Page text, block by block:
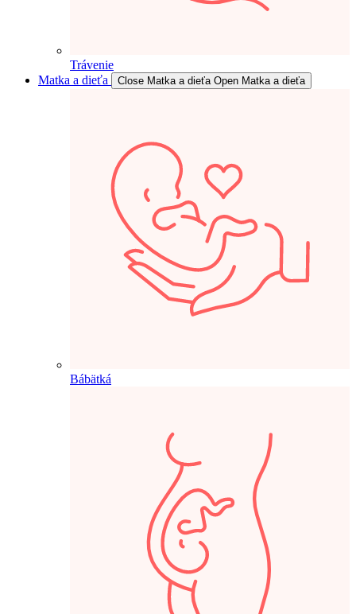
Trávenie
Matka a dieťa
Close Matka a dieťa Open Matka a dieťa
Bábätká